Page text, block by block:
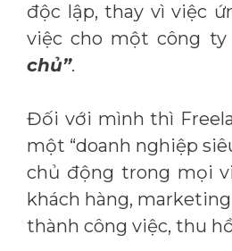
độc lập, thay vì việc
việc cho một công
chủ”.
Đối với mình thì
một “doanh nghiệp
chủ động trong mọi
khách hàng,
thành công việc, thu